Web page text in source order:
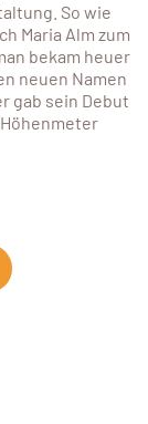
So wie
Maria Alm zum
bekam heuer
neuen Namen
gab sein Debut
Höhenmeter